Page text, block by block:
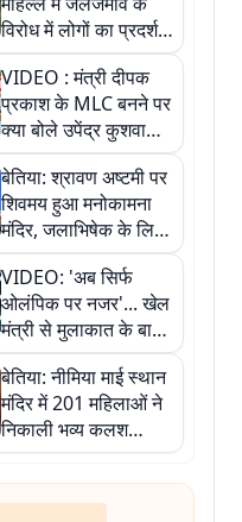
विरोध में लोगों का प्रदर्शन,
स्थायी समाधान की मांग
VIDEO : मंत्री दीपक
प्रकाश के MLC बनने पर
क्या बोले उपेंद्र कुशवाहा,
सुनिए
बेतिया: श्रावण अष्टमी पर
शिवमय हुआ मनोकामना
मंदिर, जलाभिषेक के लिए
लगी लंबी कतारें
VIDEO: 'अब सिर्फ
ओलंपिक पर नजर'... खेल
मंत्री से मुलाकात के बाद
जैसमीन लंबोरिया का बड़ा
बयान
बेतिया: नीमिया माई स्थान
मंदिर में 201 महिलाओं ने
निकाली भव्य कलश
शोभायात्रा, शिवलिंग
प्राण-प्रतिष्ठा महोत्सव
शुरू